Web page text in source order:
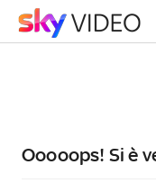
Ooooops! Si è